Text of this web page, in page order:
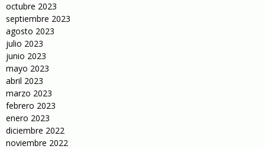
octubre 2023
septiembre 2023
agosto 2023
julio 2023
junio 2023
mayo 2023
abril 2023
marzo 2023
febrero 2023
enero 2023
diciembre 2022
noviembre 2022